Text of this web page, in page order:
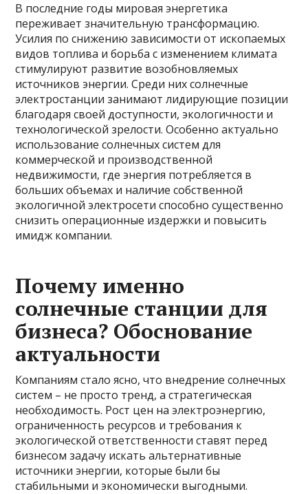
В последние годы мировая энергетика
переживает значительную трансформацию.
Усилия по снижению зависимости от ископаемых
видов топлива и борьба с изменением климата
стимулируют развитие возобновляемых
источников энергии. Среди них солнечные
электростанции занимают лидирующие позиции
благодаря своей доступности, экологичности и
технологической зрелости. Особенно актуально
использование солнечных систем для
коммерческой и производственной
недвижимости, где энергия потребляется в
больших объемах и наличие собственной
экологичной электросети способно существенно
снизить операционные издержки и повысить
имидж компании.
Почему именно
солнечные станции для
бизнеса? Обоснование
актуальности
Компаниям стало ясно, что внедрение солнечных
систем – не просто тренд, а стратегическая
необходимость. Рост цен на электроэнергию,
ограниченность ресурсов и требования к
экологической ответственности ставят перед
бизнесом задачу искать альтернативные
источники энергии, которые были бы
стабильными и экономически выгодными.